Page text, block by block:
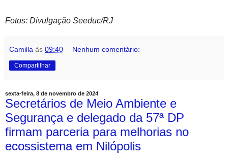
Fotos: Divulgação Seeduc/RJ
Camilla às 09:40 Nenhum comentário:
Compartilhar
sexta-feira, 8 de novembro de 2024
Secretários de Meio Ambiente e
Segurança e delegado da 57ª DP
firmam parceria para melhorias no
ecossistema em Nilópolis